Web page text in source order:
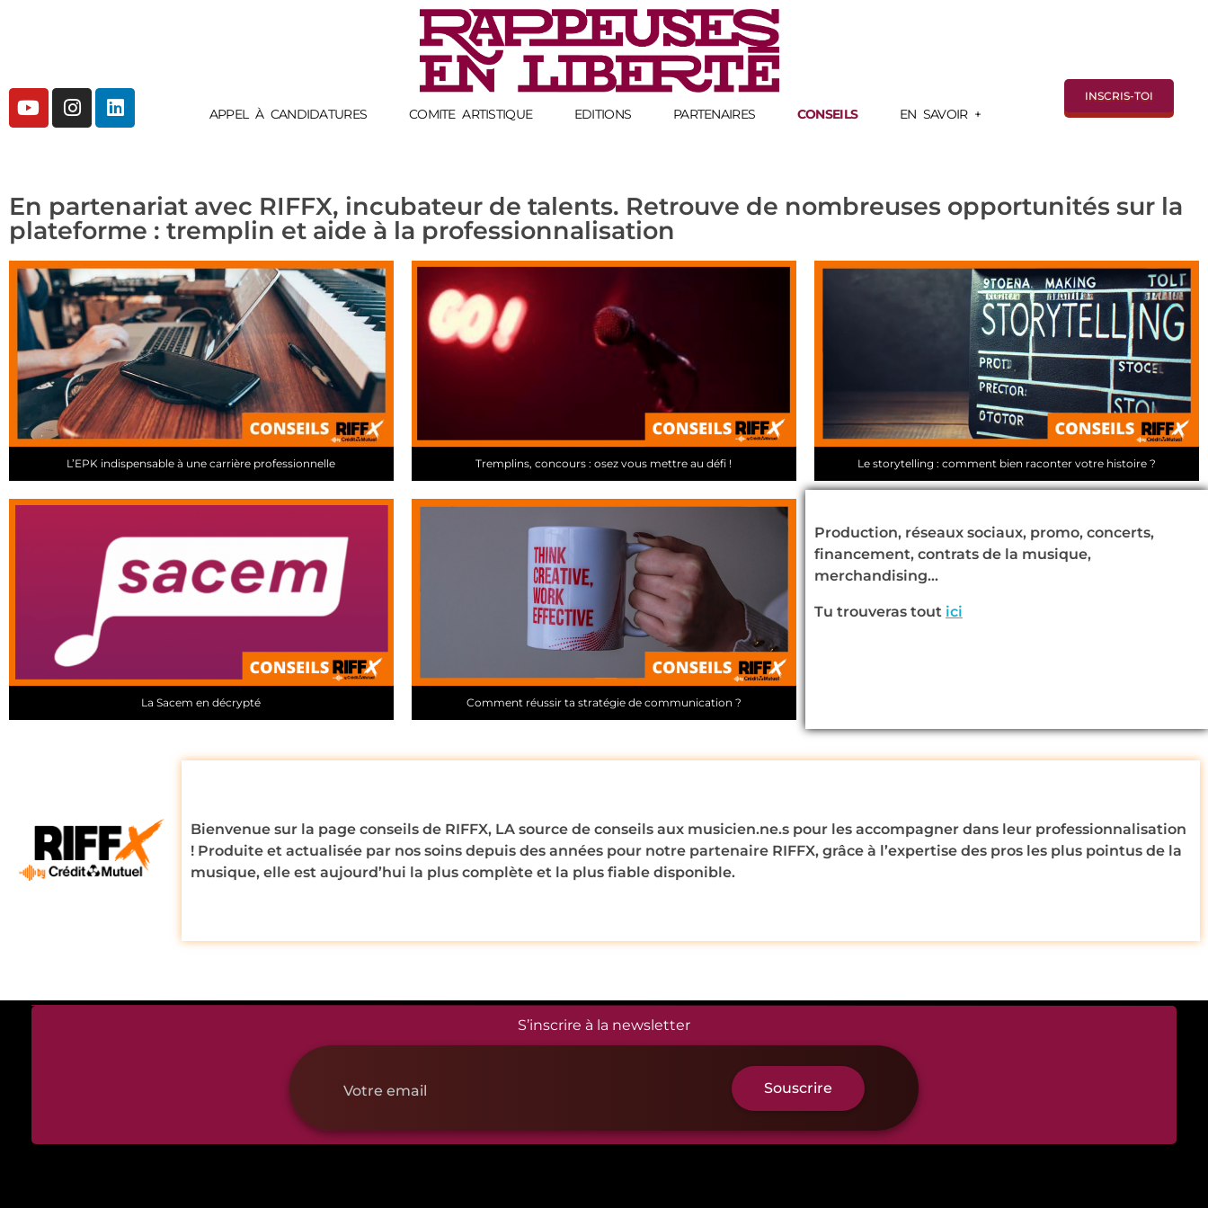
APPEL À CANDIDATURES COMITE ARTISTIQUE EDITIONS PARTENAIRES CONSEILS EN SAVOIR +
INSCRIS-TOI
En partenariat avec RIFFX, incubateur de talents. Retrouve de nombreuses opportunités sur la
plateforme : tremplin et aide à la professionnalisation
L’EPK indispensable à une carrière professionnelle Tremplins, concours : osez vous mettre au défi ! Le storytelling : comment bien raconter votre histoire ?
La Sacem en décrypté Comment réussir ta stratégie de communication ?
Production, réseaux sociaux, promo, concerts,
financement, contrats de la musique,
merchandising…
Tu trouveras tout ici
Bienvenue sur la page conseils de RIFFX, LA source de conseils aux musicien.ne.s pour les accompagner dans leur professionnalisation
! Produite et actualisée par nos soins depuis des années pour notre partenaire RIFFX, grâce à l’expertise des pros les plus pointus de la
musique, elle est aujourd’hui la plus complète et la plus fiable disponible.
S’inscrire à la newsletter